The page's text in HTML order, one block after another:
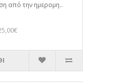
από την ημερομη..